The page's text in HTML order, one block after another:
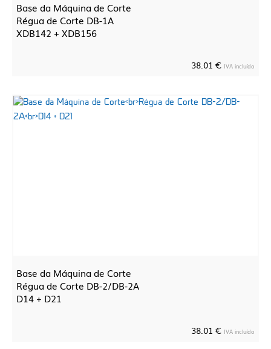
Base da Máquina de Corte
Régua de Corte DB-1A
XDB142 + XDB156
38.01 € IVA incluído
Base da Máquina de Corte
Régua de Corte DB-2/DB-2A
D14 + D21
38.01 € IVA incluído